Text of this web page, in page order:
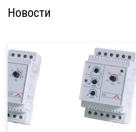
Новости